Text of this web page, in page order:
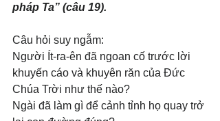
pháp Ta” (câu 19).
Câu hỏi suy ngẫm:
Người Ít-ra-ên đã ngoan cố trước lời
khuyến cáo và khuyên răn của Đức
Chúa Trời như thế nào?
Ngài đã làm gì để cảnh tỉnh họ quay trở